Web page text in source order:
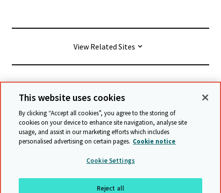
View Related Sites
© Cambridge University Press & Assessment
Allgemeine Geschäftsbedingungen
Datenschutz
Erklärung zur Barrierefreiheit
Stellungnahme zu moderner Sklaverei
Schutzrichtlinien
Sitemap
This website uses cookies
By clicking “Accept all cookies”, you agree to the storing of
cookies on your device to enhance site navigation, analyse site
usage, and assist in our marketing efforts which includes
personalised advertising on certain pages. Cookie notice
Cookie Settings
Reject all